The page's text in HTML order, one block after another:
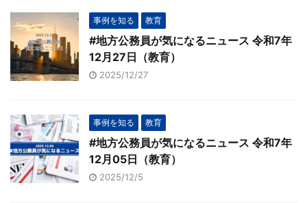
事例を知る 教育
#地方公務員が気になるニュース 令和7年
12月27日（教育）
2025/12/27
事例を知る 教育
#地方公務員が気になるニュース 令和7年
12月05日（教育）
2025/12/5